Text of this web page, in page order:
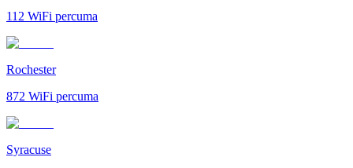
112 WiFi percuma
Rochester
872 WiFi percuma
Syracuse